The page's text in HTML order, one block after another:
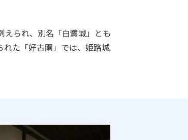
られ、別名「白鷺城」とも
た「好古園」では、姫路城